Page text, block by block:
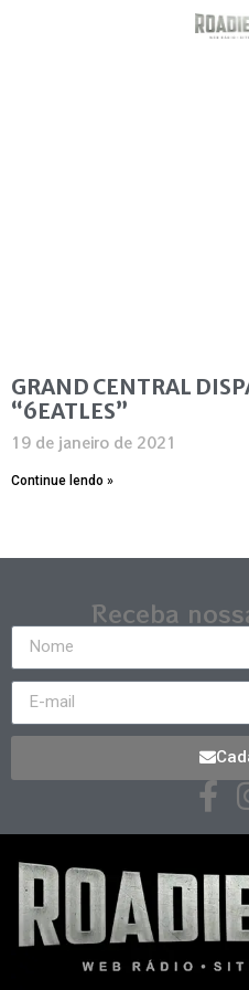
GRAND CENTRAL
“6EATLES”
19 de janeiro de 2021
Continue lendo »
Receba